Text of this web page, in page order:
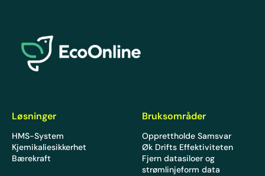
Løsninger
HMS-System
Kjemikaliesikkerhet
Bærekraft
Bruksområder
Opprettholde Samsvar
Øk Drifts Effektiviteten
Fjern datasiloer og
strømlinjeform data